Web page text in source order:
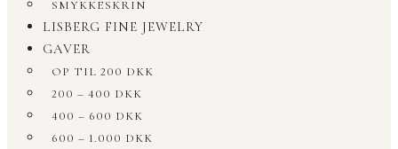
SMYKKESKRIN
LISBERG FINE JEWELRY
GAVER
OP TIL 200 DKK
200 – 400 DKK
400 – 600 DKK
600 – 1.000 DKK